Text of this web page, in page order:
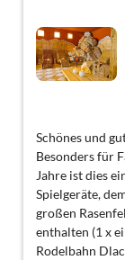
Schönes und
Besonders für
Jahre ist dies
Spielgeräte,
großen
enthalten (1 x
Rodelbahn